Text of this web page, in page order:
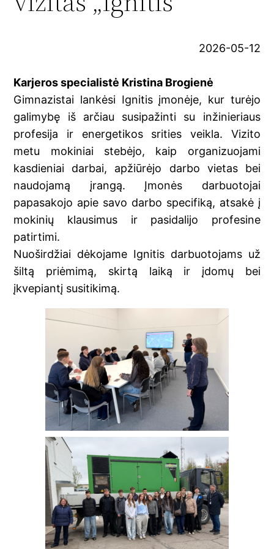
2026-05-12
Karjeros specialistė Kristina Brogienė
Gimnazistai lankėsi Ignitis įmonėje, kur turėjo
galimybę iš arčiau susipažinti su inžinieriaus
profesija ir energetikos srities veikla. Vizito
metu mokiniai stebėjo, kaip organizuojami
kasdieniai darbai, apžiūrėjo darbo vietas bei
naudojamą įrangą. Įmonės darbuotojai
papasakojo apie savo darbo specifiką, atsakė į
mokinių klausimus ir pasidalijo profesine
patirtimi.
Nuoširdžiai dėkojame Ignitis darbuotojams už
šiltą priėmimą, skirtą laiką ir įdomų bei
įkvepiantį susitikimą.